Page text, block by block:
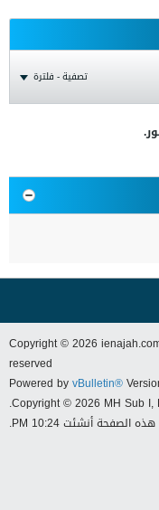
تصفية - فلترة
Copyright © 2026
reserved
Powered byvBulletin®
Copyright © 2026 MH Sub I,